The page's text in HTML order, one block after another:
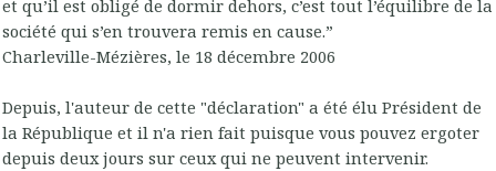
et qu’il est obligé de dormir dehors, c’est tout l’équilibre de la
société qui s’en trouvera remis en cause.”
Charleville-Mézières, le 18 décembre 2006
Depuis, l'auteur de cette "déclaration" a été élu Président de
la République et il n'a rien fait puisque vous pouvez ergoter
depuis deux jours sur ceux qui ne peuvent intervenir.